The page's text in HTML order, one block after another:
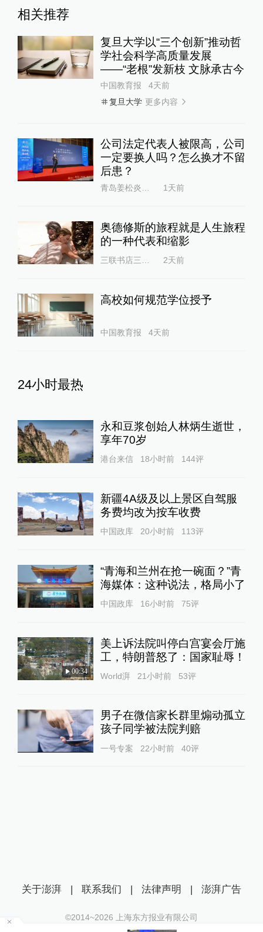
相关推荐
复旦大学以“三个创新”推动哲
学社会科学高质量发展
——“老根”发新枝 文脉承古今
中国教育报
4天前
复旦大学 更多内容
公司法定代表人被限高，公司
一定要换人吗？怎么换才不留
后患？
1天前
奥德修斯的旅程就是人生旅程
的一种代表和缩影
2天前
高校如何规范学位授予
中国教育报 4天前
24小时最热
永和豆浆创始人林炳生逝世，
享年70岁
港台来信 18小时前 144评
新疆4A级及以上景区自驾服
务费均改为按车收费
中国政库 20小时前 113评
“青海和兰州在抢一碗面？”青
海媒体：这种说法，格局小了
中国政库 16小时前 75评
00:34
美上诉法院叫停白宫宴会厅施
工，特朗普怒了：国家耻辱！
World湃 21小时前 53评
男子在微信家长群里煽动孤立
孩子同学被法院判赔
一号专案 22小时前 40评
关于澎湃 | 联系我们 | 法律声明 | 澎湃广告
©2014~2026 上海东方报业有限公司